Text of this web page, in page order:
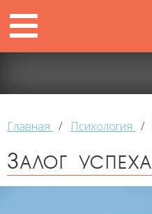
Главная / Психология /
Залог успеха